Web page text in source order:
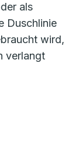
als
Duschlinie
wird,
verlangt